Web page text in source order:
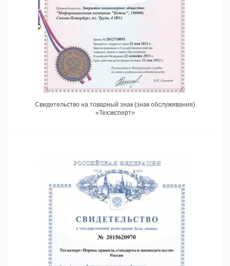
Свидетельство на товарный знак (знак обслуживания)
«Техэксперт»